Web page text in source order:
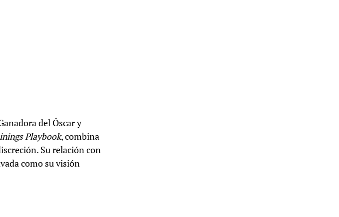
del Óscar y
Playbook, combina
Su relación con
como su visión